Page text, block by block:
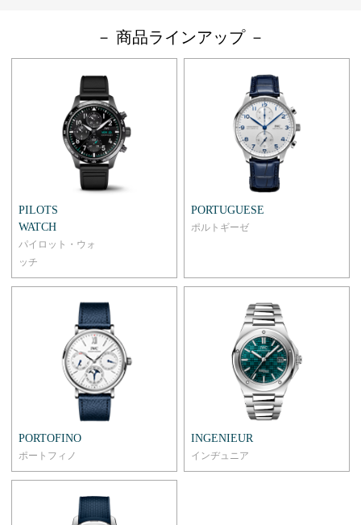
－ 商品ラインアップ －
PILOTS
WATCH
パイロット・ウォ
ッチ
PORTUGUESE
ポルトギーゼ
PORTOFINO
ポートフィノ
INGENIEUR
インヂュニア